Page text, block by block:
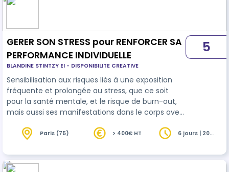
GERER SON STRESS pour RENFORCER SA
PERFORMANCE INDIVIDUELLE
BLANDINE STINTZY EI - DISPONIBILITE CREATIVE
Sensibilisation aux risques liés à une exposition
fréquente et prolongée au stress, que ce soit
pour la santé mentale, et le risque de burn-out,
mais aussi ses manifestations dans le corps avec
Apprentissage et appropriations de pratiques
un travail sur le corps et la respiration. Mieux gérer
ses priorités avec des outils de visualisation type
5
Paris (75) > 400€ HT
6 jours | 20